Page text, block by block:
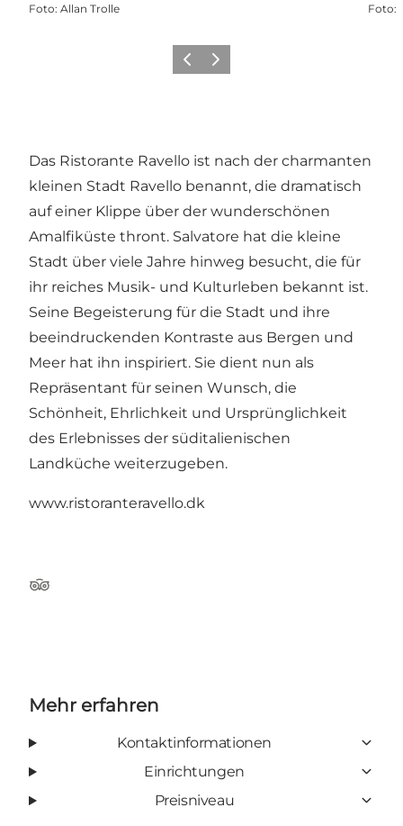
Foto: Allan Trolle Foto:
ZurückWeiter
Das Ristorante Ravello ist nach der charmanten
kleinen Stadt Ravello benannt, die dramatisch
auf einer Klippe über der wunderschönen
Amalfiküste thront. Salvatore hat die kleine
Stadt über viele Jahre hinweg besucht, die für
ihr reiches Musik- und Kulturleben bekannt ist.
Seine Begeisterung für die Stadt und ihre
beeindruckenden Kontraste aus Bergen und
Meer hat ihn inspiriert. Sie dient nun als
Repräsentant für seinen Wunsch, die
Schönheit, Ehrlichkeit und Ursprünglichkeit
des Erlebnisses der süditalienischen
Landküche weiterzugeben.
www.ristoranteravello.dk
Tripadvisor
Mehr erfahren
Kontaktinformationen
Einrichtungen
Preisniveau